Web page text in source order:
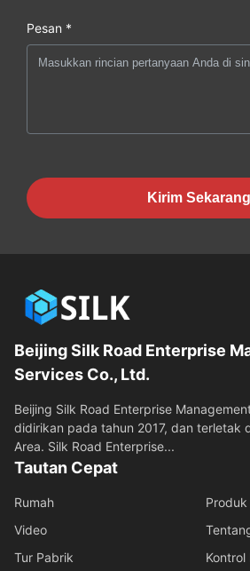
Pesan *
Kirim Sekarang
Beijing Silk Road Enterprise
Services Co., Ltd.
Beijing Silk Road Enterprise
didirikan pada tahun 2017, dan terletak
Area. Silk Road Enterprise...
Tautan Cepat
Rumah
Produk
Video
Tur Pabrik
Kontrol